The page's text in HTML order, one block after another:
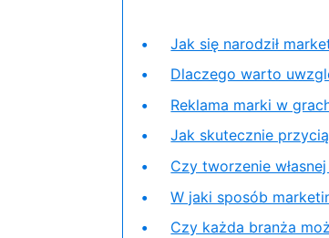
Jak się narodził
Dlaczego warto
Reklama marki w
Jak skutecznie
Czy tworzenie
W jaki sposób
Czy każda branża